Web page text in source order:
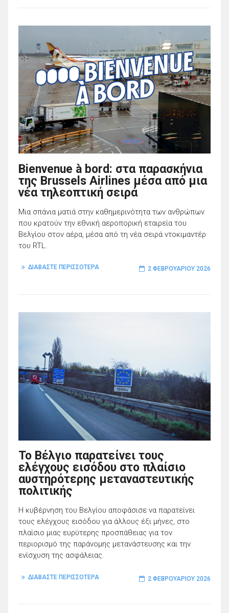
Bienvenue à bord: στα παρασκήνια
της Brussels Airlines μέσα από μια
νέα τηλεοπτική σειρά
Μια σπάνια ματιά στην καθημερινότητα των ανθρώπων
που κρατούν την εθνική αεροπορική εταιρεία του
Βελγίου στον αέρα, μέσα από τη νέα σειρά ντοκιμαντέρ
του RTL.
ΔΙΑΒΑΣΤΕ ΠΕΡΙΣΣΟΤΕΡΑ 2 ΦΕΒΡΟΥΑΡΊΟΥ 2026
Το Βέλγιο παρατείνει τους
ελέγχους εισόδου στο πλαίσιο
αυστηρότερης μεταναστευτικής
πολιτικής
Η κυβέρνηση του Βελγίου αποφάσισε να παρατείνει
τους ελέγχους εισόδου για άλλους έξι μήνες, στο
πλαίσιο μιας ευρύτερης προσπάθειας για τον
περιορισμό της παράνομης μετανάστευσης και την
ενίσχυση της ασφάλειας.
ΔΙΑΒΑΣΤΕ ΠΕΡΙΣΣΟΤΕΡΑ 2 ΦΕΒΡΟΥΑΡΊΟΥ 2026